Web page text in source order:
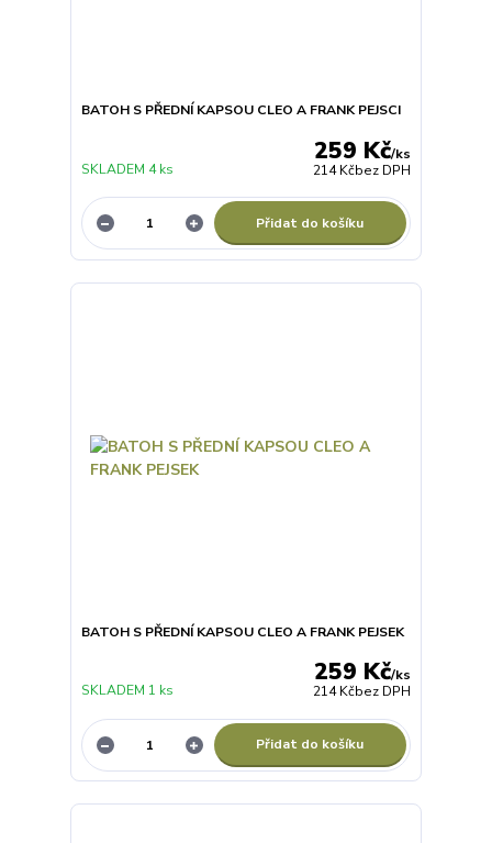
BATOH S PŘEDNÍ KAPSOU CLEO A FRANK PEJSCI
259 Kč/ks
214 Kčbez DPH
SKLADEM 4 ks
Přidat do košíku
BATOH S PŘEDNÍ KAPSOU CLEO A FRANK PEJSEK
259 Kč/ks
214 Kčbez DPH
SKLADEM 1 ks
Přidat do košíku